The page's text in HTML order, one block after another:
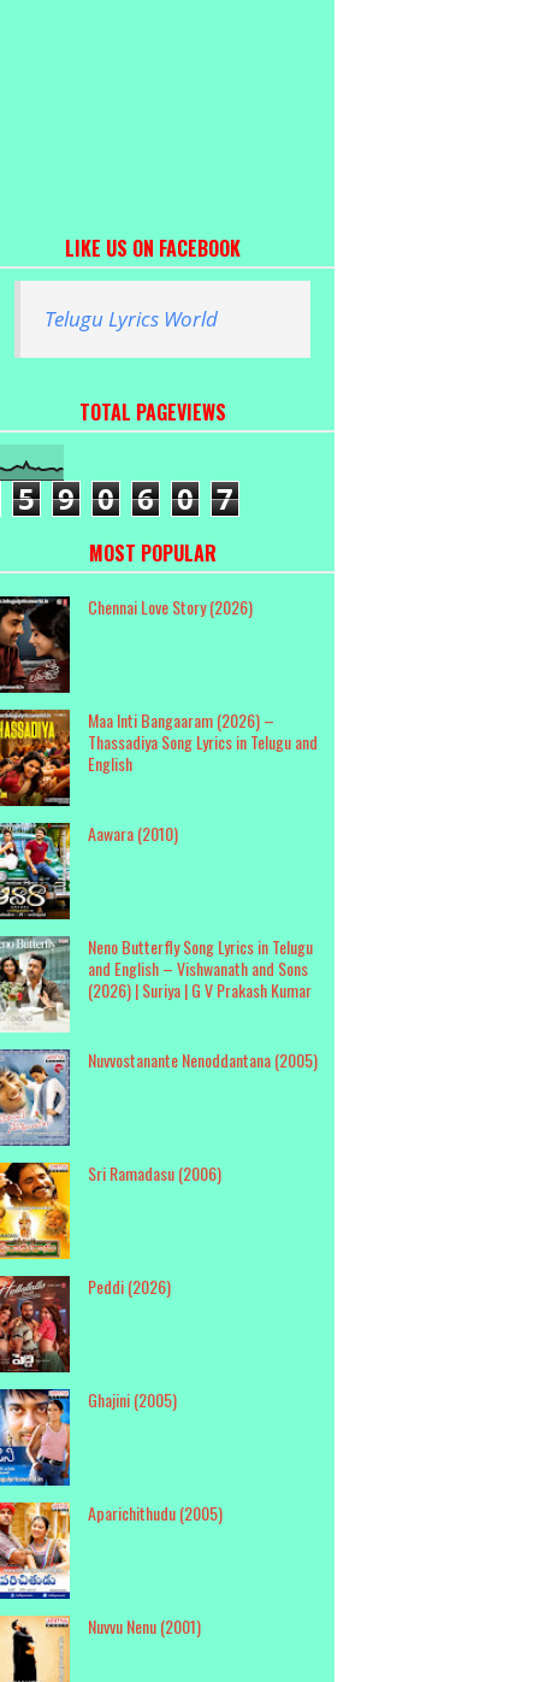
LIKE US ON FACEBOOK
Telugu Lyrics World
TOTAL PAGEVIEWS
5 9 0 6 0 7
MOST POPULAR
Chennai Love Story (2026)
Maa Inti Bangaaram (2026) –
Thassadiya Song Lyrics in Telugu and
English
Aawara (2010)
Neno Butterfly Song Lyrics in Telugu
and English – Vishwanath and Sons
(2026) | Suriya | G V Prakash Kumar
Nuvvostanante Nenoddantana (2005)
Sri Ramadasu (2006)
Peddi (2026)
Ghajini (2005)
Aparichithudu (2005)
Nuvvu Nenu (2001)